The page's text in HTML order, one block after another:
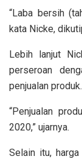
“Laba bersih
kata Nicke,
Lebih lanjut
perseroan
penjualan produk.
“Penjualan
2020,” ujarnya.
Selain itu,